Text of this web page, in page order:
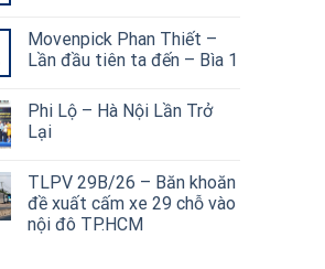
Movenpick Phan Thiết –
Lần đầu tiên ta đến – Bìa 1
Phi Lộ – Hà Nội Lần Trở
Lại
TLPV 29B/26 – Băn khoăn
đề xuất cấm xe 29 chỗ vào
nội đô TP.HCM